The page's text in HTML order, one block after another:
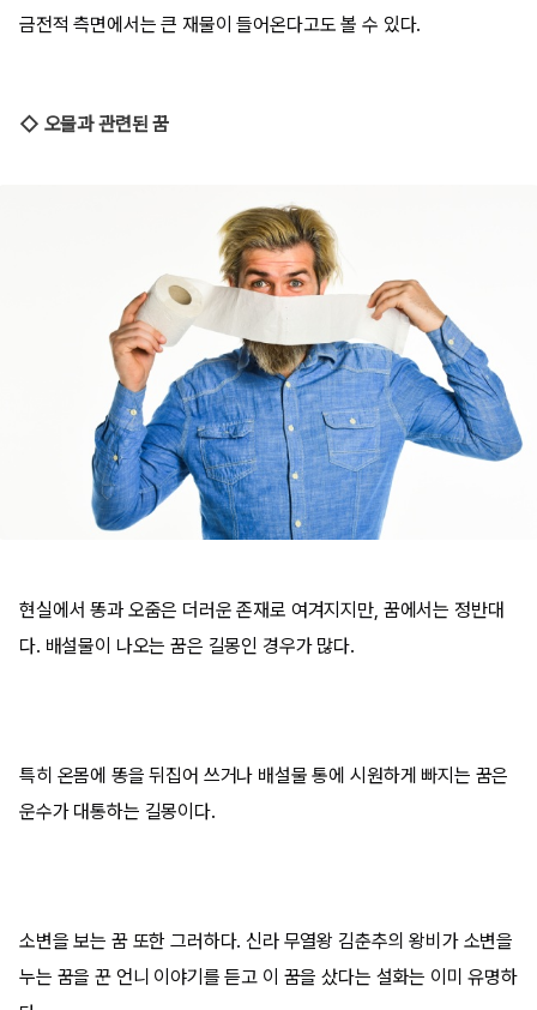
금전적 측면에서는 큰 재물이 들어온다고도 볼 수 있다.
◇ 오물과 관련된 꿈
현실에서 똥과 오줌은 더러운 존재로 여겨지지만, 꿈에서는 정반대
다. 배설물이 나오는 꿈은 길몽인 경우가 많다.
특히 온몸에 똥을 뒤집어 쓰거나 배설물 통에 시원하게 빠지는 꿈은
운수가 대통하는 길몽이다.
소변을 보는 꿈 또한 그러하다. 신라 무열왕 김춘추의 왕비가 소변을
누는 꿈을 꾼 언니 이야기를 듣고 이 꿈을 샀다는 설화는 이미 유명하